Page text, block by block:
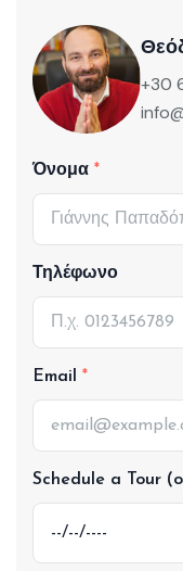
+30
Όνομα
Τηλέφωνο
Email
Schedule a Tour